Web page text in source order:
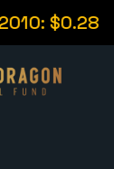
$0.28